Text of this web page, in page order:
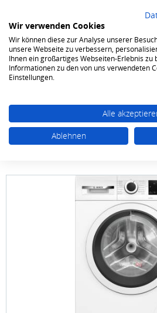
Waschen & Trocknen Waschtrockner
WNA 13441 9/5 kg
Wir verwenden Cookies
Wir können diese zur Analyse unserer
unsere Webseite zu verbessern,
Ihnen ein großartiges Webseiten-Erlebnis zu
Informationen zu den von uns verwendeten
Einstellungen.
Alle
Ablehnen